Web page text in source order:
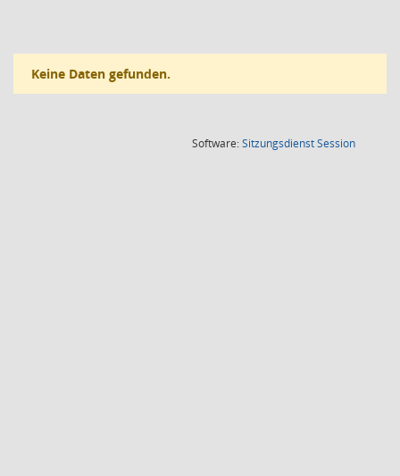
Keine Daten gefunden.
Software:SitzungsdienstSession(Wird in